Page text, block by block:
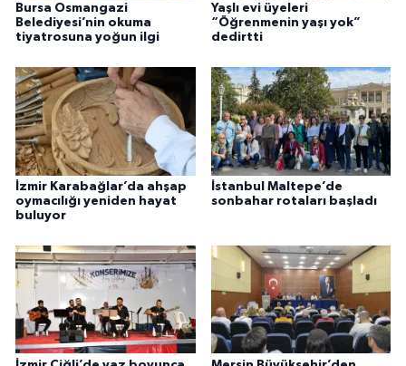
Bursa Osmangazi
Belediyesi’nin okuma
tiyatrosuna yoğun ilgi
Yaşlı evi üyeleri
“Öğrenmenin yaşı yok”
dedirtti
İzmir Karabağlar’da ahşap
oymacılığı yeniden hayat
buluyor
İstanbul Maltepe’de
sonbahar rotaları başladı